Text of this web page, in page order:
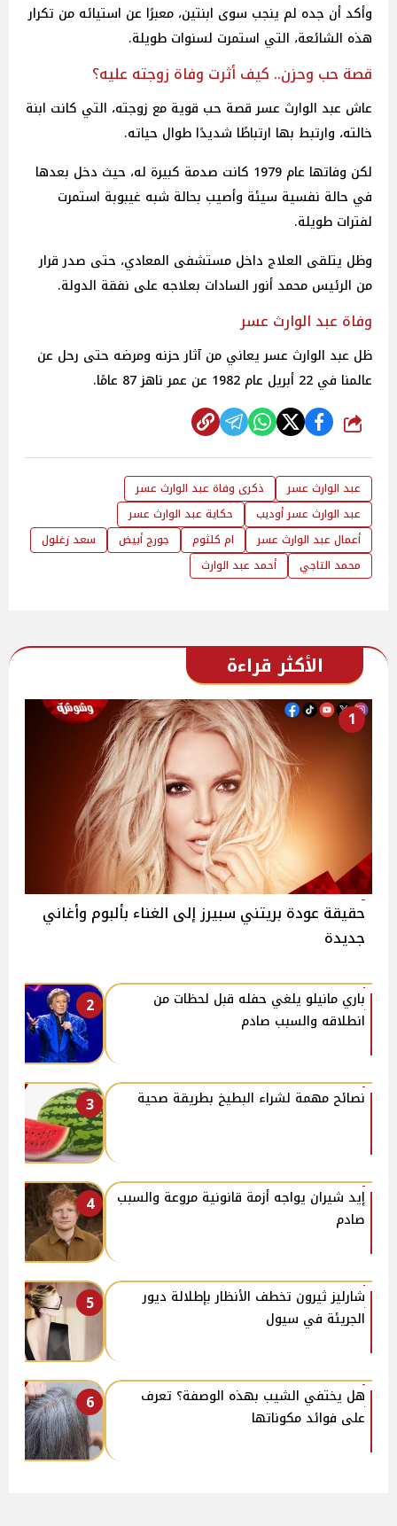
وأكد أن جده لم ينجب سوى ابنتين، معبرًا عن استيائه من تكرار
هذه الشائعة، التي استمرت لسنوات طويلة.
قصة حب وحزن.. كيف أثرت وفاة زوجته عليه؟
عاش عبد الوارث عسر قصة حب قوية مع زوجته، التي كانت ابنة
خالته، وارتبط بها ارتباطًا شديدًا طوال حياته.
لكن وفاتها عام 1979 كانت صدمة كبيرة له، حيث دخل بعدها
في حالة نفسية سيئة وأصيب بحالة شبه غيبوبة استمرت
لفترات طويلة.
وظل يتلقى العلاج داخل مستشفى المعادي، حتى صدر قرار
من الرئيس محمد أنور السادات بعلاجه على نفقة الدولة.
وفاة عبد الوارث عسر
ظل عبد الوارث عسر يعاني من آثار حزنه ومرضه حتى رحل عن
عالمنا في 22 أبريل عام 1982 عن عمر ناهز 87 عامًا.
شارك
عبد الوارث عسر
ذكرى وفاة عبد الوارث عسر
عبد الوارث عسر أوديب
حكاية عبد الوارث عسر
أعمال عبد الوارث عسر
ام كلثوم جورج أبيض
سعد زغلول
محمد التاجي
أحمد عبد الوارث
الأكثر قراءة
1
حقيقة عودة بريتني سبيرز إلى الغناء بألبوم وأغاني
جديدة
2
باري مانيلو يلغي حفله قبل لحظات من
انطلاقه والسبب صادم
3 نصائح مهمة لشراء البطيخ بطريقة صحية
4
إيد شيران يواجه أزمة قانونية مروعة والسبب
صادم
5
شارليز ثيرون تخطف الأنظار بإطلالة ديور
الجريئة في سيول
6
هل يختفي الشيب بهذه الوصفة؟ تعرف
على فوائد مكوناتها